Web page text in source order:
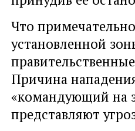
Что
установленной
Причина
«командующий на
представляют